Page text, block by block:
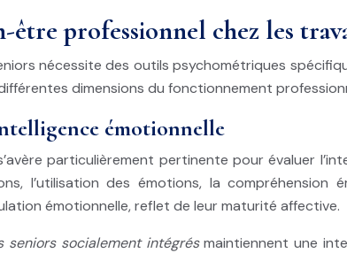
professionnel chez les
nécessite des outils psychométriques
dimensions du fonctionnement
émotionnelle
particulièrement pertinente pour évaluer
l’utilisation des émotions, la compréhension
émotionnelle, reflet de leur maturité affective.
seniors socialement intégrésmaintiennent une